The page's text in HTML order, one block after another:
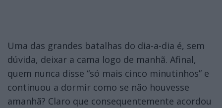
Uma das grandes batalhas do dia-a-dia é, sem
dúvida, deixar a cama logo de manhã. Afinal,
quem nunca disse “só mais cinco minutinhos” e
continuou a dormir como se não houvesse
amanhã? Claro que consequentemente acordou